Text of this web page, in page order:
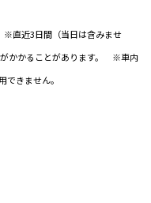
直近3日間（当日は含みませ
がかかることがあります。 ※車内
きません。